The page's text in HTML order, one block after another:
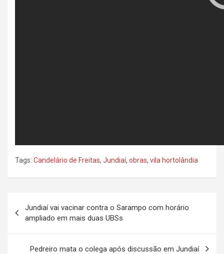
Tags: Candelário de Freitas, Jundiaí, obras, vila hortolândia
v
Jundiaí vai vacinar contra o Sarampo com horário
ampliado em mais duas UBSs
Pedreiro mata o colega após discussão em Jundiaí